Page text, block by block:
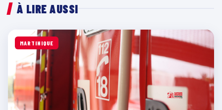
À LIRE AUSSI
MARTINIQUE